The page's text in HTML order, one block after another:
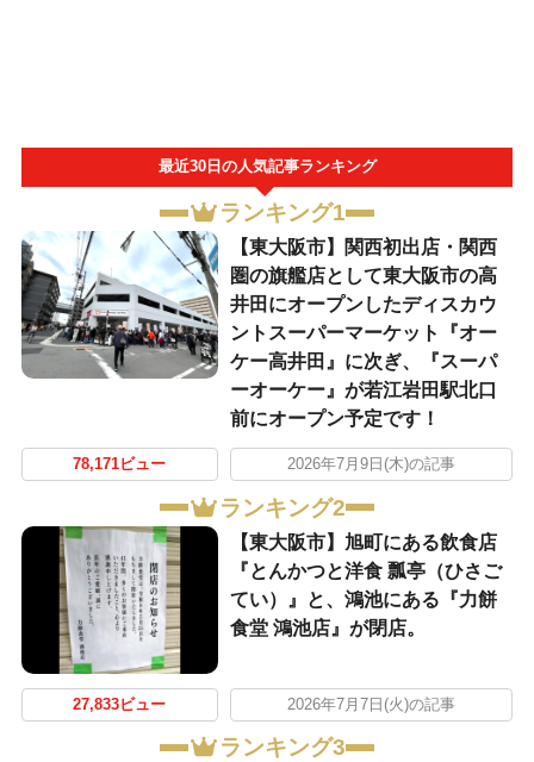
最近30日の人気記事ランキング
ランキング1
【東大阪市】関西初出店・関西
圏の旗艦店として東大阪市の高
井田にオープンしたディスカウ
ントスーパーマーケット『オー
ケー高井田』に次ぎ、『スーパ
ーオーケー』が若江岩田駅北口
前にオープン予定です！
78,171ビュー 2026年7月9日(木)の記事
ランキング2
【東大阪市】旭町にある飲食店
『とんかつと洋食 瓢亭（ひさご
てい）』と、鴻池にある『力餅
食堂 鴻池店』が閉店。
27,833ビュー 2026年7月7日(火)の記事
ランキング3